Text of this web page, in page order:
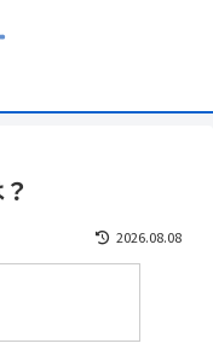
2026.08.08